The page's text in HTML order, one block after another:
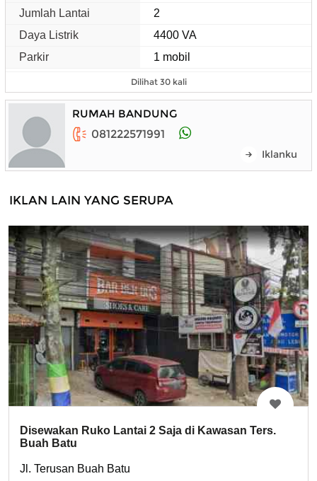
Jumlah Lantai
2
Daya Listrik
4400 VA
Parkir
1 mobil
Dilihat 30 kali
RUMAH BANDUNG
081222571991
Iklanku
IKLAN LAIN YANG SERUPA
Disewakan Ruko Lantai 2 Saja di Kawasan Ters.
Buah Batu
Jl. Terusan Buah Batu